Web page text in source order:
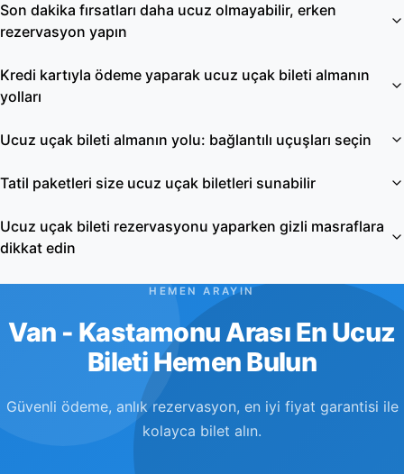
Son dakika fırsatları daha ucuz olmayabilir, erken
rezervasyon yapın
Kredi kartıyla ödeme yaparak ucuz uçak bileti almanın
yolları
Ucuz uçak bileti almanın yolu: bağlantılı uçuşları seçin
Tatil paketleri size ucuz uçak biletleri sunabilir
Ucuz uçak bileti rezervasyonu yaparken gizli masraflara
dikkat edin
HEMEN ARAYIN
Van - Kastamonu Arası En Ucuz
Bileti Hemen Bulun
Güvenli ödeme, anlık rezervasyon, en iyi fiyat garantisi ile
kolayca bilet alın.